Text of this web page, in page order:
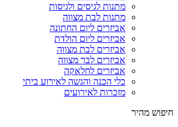
מתנות לגיסים ולגיסות
מתנות לבת מצווה
אביזרים ליום החתונה
אביזרים ליום הולדת
אביזרים לבת מצווה
אביזרים לבר מצווה
אביזרים לחלאקה
כלי הכנה והגשה לאירוע ביתי
מזכרות לאירועים
חיפוש מהיר